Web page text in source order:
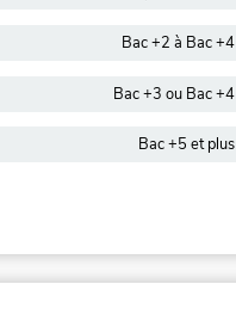
Bac +2 à Bac +4
Bac +3 ou Bac +4
Bac +5 et plus